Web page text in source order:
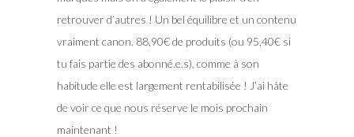
retrouver d’autres ! Un bel équilibre et un contenu
vraiment canon. 88,90€ de produits (ou 95,40€ si
tu fais partie des abonné.e.s), comme à son
habitude elle est largement rentabilisée ! J’ai hâte
de voir ce que nous réserve le mois prochain
maintenant !